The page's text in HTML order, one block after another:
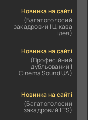
Новинка на сайті
(Багатоголосий
закадровий | Цікава
ідея)
Новинка на сайті
(Професійний
дубльований |
Cinema Sound UA)
Новинка на сайті
(Багатоголосий
закадровий | TS)